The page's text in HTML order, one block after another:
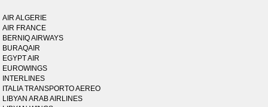
AIR ALGERIE
AIR FRANCE
BERNIQ AIRWAYS
BURAQAIR
EGYPT AIR
EUROWINGS
INTERLINES
ITALIA TRANSPORTO AEREO
LIBYAN ARAB AIRLINES